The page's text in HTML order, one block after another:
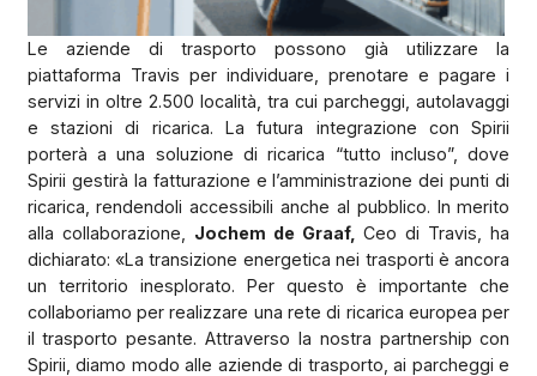
Le aziende di trasporto possono già utilizzare la
piattaforma Travis per individuare, prenotare e pagare i
servizi in oltre 2.500 località, tra cui parcheggi, autolavaggi
e stazioni di ricarica. La futura integrazione con Spirii
porterà a una soluzione di ricarica “tutto incluso”, dove
Spirii gestirà la fatturazione e l’amministrazione dei punti di
ricarica, rendendoli accessibili anche al pubblico. In merito
alla collaborazione, Jochem de Graaf, Ceo di Travis, ha
dichiarato: «La transizione energetica nei trasporti è ancora
un territorio inesplorato. Per questo è importante che
collaboriamo per realizzare una rete di ricarica europea per
il trasporto pesante. Attraverso la nostra partnership con
Spirii, diamo modo alle aziende di trasporto, ai parcheggi e